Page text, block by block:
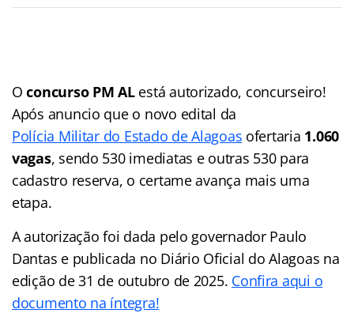
Oconcurso PM ALestá autorizado, concurseiro!
Após anuncio que o novo edital da
Polícia Militar do Estado de Alagoas ofertaria 1.060
vagas, sendo 530 imediatas e outras 530 para
cadastro reserva, o certame avança mais uma
etapa.
A autorização foi dada pelo governador Paulo
Dantas e publicada no Diário Oficial do Alagoas na
edição de 31 de outubro de 2025. Confira aqui o
documento na íntegra!